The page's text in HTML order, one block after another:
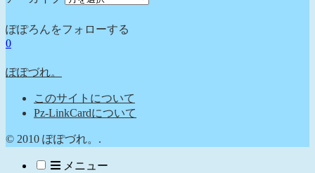
ぽぽろんをフォローする
0
ぽぽづれ。
このサイトについて
Pz-LinkCardについて
© 2010 ぽぽづれ。.
メニュー